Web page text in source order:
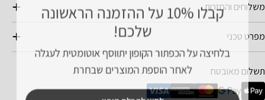
משלוחים והחזרות
מפרט טכני
תשלום מאובטח
אמצעי
תשלום
קבלו 10% על ההזמנה הראשונה
שלכם!
בלחיצה על הכפתור הקופון יתווסף אוטומטית לעגלה
לאחר הוספת המוצרים שבחרת